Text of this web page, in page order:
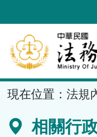
到
要
內
容
區
現在位置： 法規
相關行